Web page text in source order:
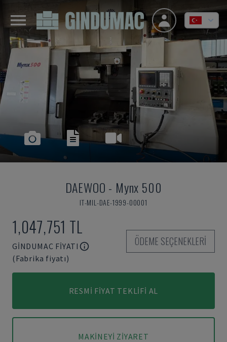
DAEWOO - Mynx 500
IT-MIL-DAE-1999-00001
1,047,751 TL
GINDUMAC FIYATI
(Fabrika fiyatı)
ÖDEME SEÇENEKLERI
RESMI FIYAT TEKLIFI AL
MAKINEYI ZIYARET